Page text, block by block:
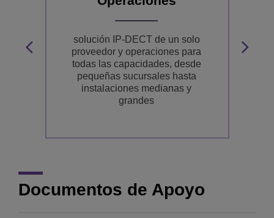
solución IP-DECT de un solo
proveedor y operaciones para
todas las capacidades, desde
pequeñas sucursales hasta
instalaciones medianas y
grandes
Documentos de Apoyo